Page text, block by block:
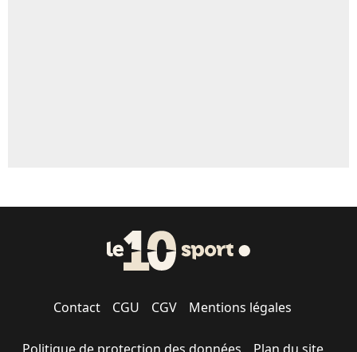
Contact CGU CGV Mentions légales